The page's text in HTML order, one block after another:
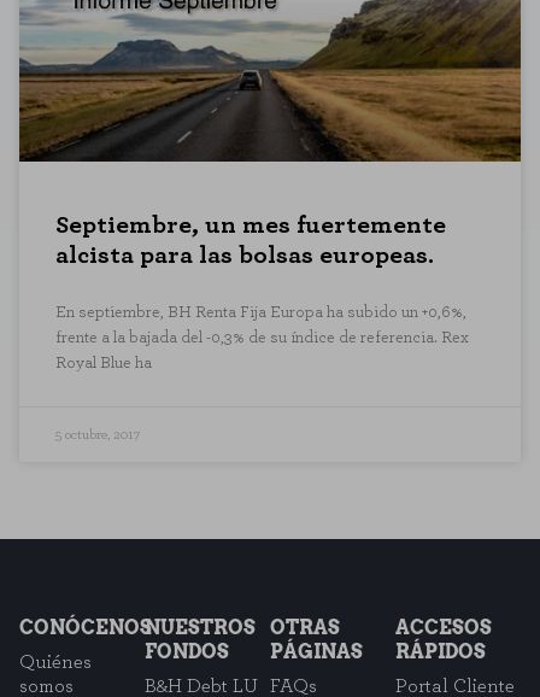
Septiembre, un mes fuertemente
alcista para las bolsas europeas.
En septiembre, BH Renta Fija Europa ha subido un +0,6%,
frente a la bajada del -0,3% de su índice de referencia. Rex
Royal Blue ha
5 octubre, 2017
CONÓCENOS
Quiénes
somos
NUESTROS
FONDOS
B&H Debt LU
OTRAS
PÁGINAS
FAQs
ACCESOS
RÁPIDOS
Portal Cliente